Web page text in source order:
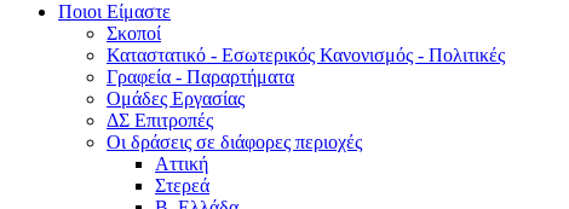
Ποιοι Είμαστε
Σκοποί
Καταστατικό - Εσωτερικός Κανονισμός - Πολιτικές
Γραφεία - Παραρτήματα
Ομάδες Εργασίας
ΔΣ Επιτροπές
Οι δράσεις σε διάφορες περιοχές
Αττική
Στερεά